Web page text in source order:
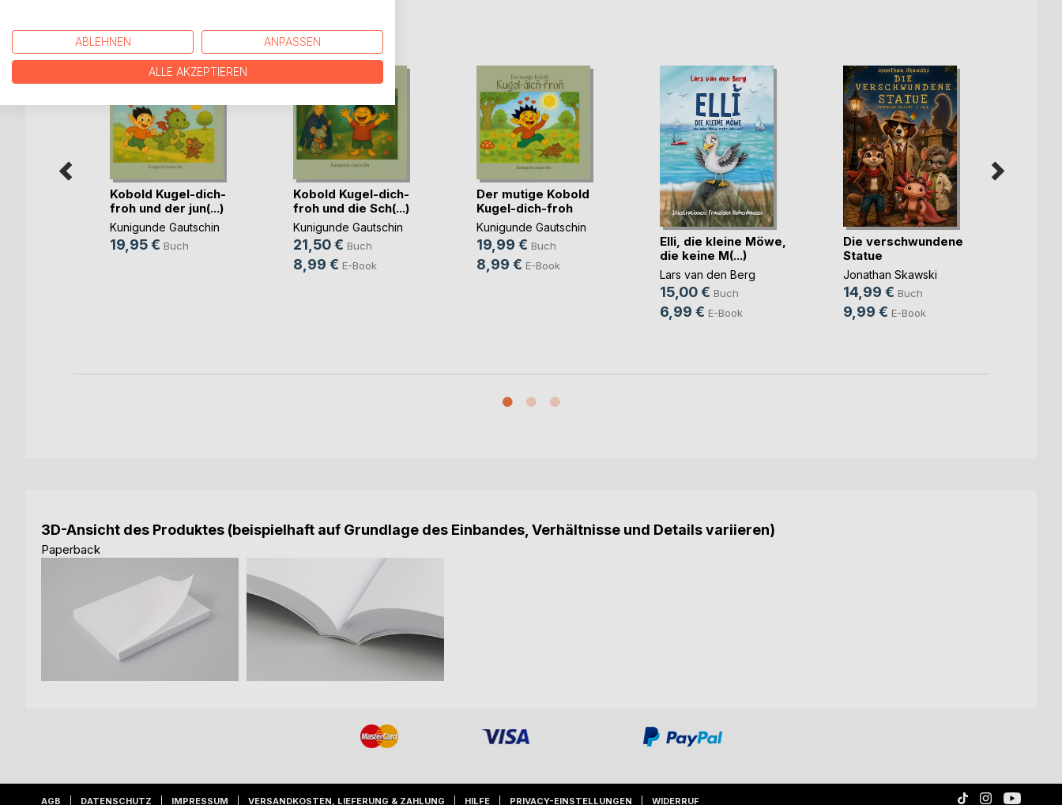
WEITERE TITEL BEIBoD
Kobold Kugel-dich-
froh und der jun(...)
Kunigunde Gautschin
19,95 € Buch
Kobold Kugel-dich-
froh und die Sch(...)
Kunigunde Gautschin
21,50 € Buch
8,99 € E-Book
Der mutige Kobold
Kugel-dich-froh
Kunigunde Gautschin
19,99 € Buch
8,99 € E-Book
Elli, die kleine Möwe,
die keine M(...)
Lars van den Berg
15,00 € Buch
6,99 € E-Book
Die verschwundene
Statue
Jonathan Skawski
14,99 € Buch
9,99 € E-Book
3D-Ansicht des Produktes (beispielhaft auf Grundlage des Einbandes, Verhältnisse und Details variieren)
Paperback
AGB DATENSCHUTZ IMPRESSUM VERSANDKOSTEN, LIEFERUNG & ZAHLUNG HILFE PRIVACY-EINSTELLUNGEN WIDERRUF
ABLEHNEN ANPASSEN
ALLE AKZEPTIEREN